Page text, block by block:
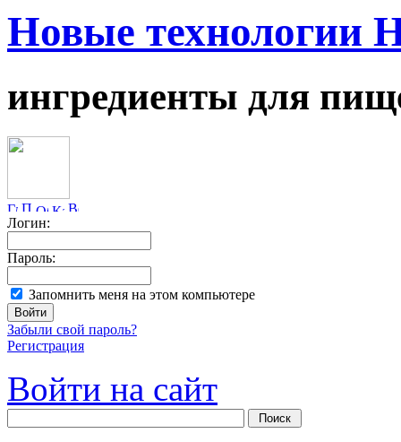
Новые технологии
ингредиенты для
Логин:
Пароль:
Запомнить меня на этом компьютере
Забыли свой пароль?
Регистрация
Войти на сайт